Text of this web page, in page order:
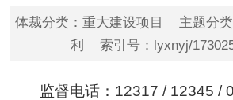
体裁分类：重大建设项目 主题分
利 索引号：lyxnyj/
监督电话：12317 / 12345 /